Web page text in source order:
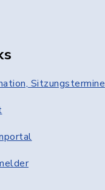
Sitzungstermine